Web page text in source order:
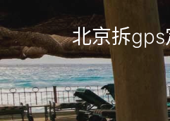
北京拆gps